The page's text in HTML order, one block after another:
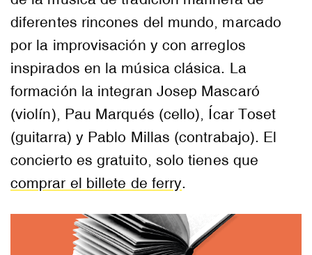
diferentes rincones del mundo, marcado
por la improvisación y con arreglos
inspirados en la música clásica. La
formación la integran Josep Mascaró
(violín), Pau Marqués (cello), Ícar Toset
(guitarra) y Pablo Millas (contrabajo). El
concierto es gratuito, solo tienes que
comprar el billete de ferry.